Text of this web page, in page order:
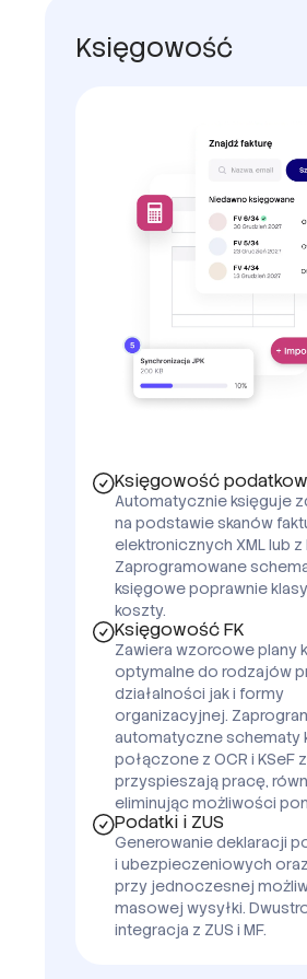
Księgowość
Księgowość
Automatycznie księguje
na podstawie skanów
elektronicznych XML lub z
Zaprogramowane
księgowe poprawnie
koszty.
Księgowość FK
Zawiera wzorcowe plany
optymalne do rodzajów
działalności jak i formy
organizacyjnej.
automatyczne schematy
połączone z OCR i KSeF
przyspieszają pracę,
eliminując możliwości
Podatki i ZUS
Generowanie deklaracji
i ubezpieczeniowych oraz
przy jednoczesnej
masowej wysyłki.
integracja z ZUS i MF.